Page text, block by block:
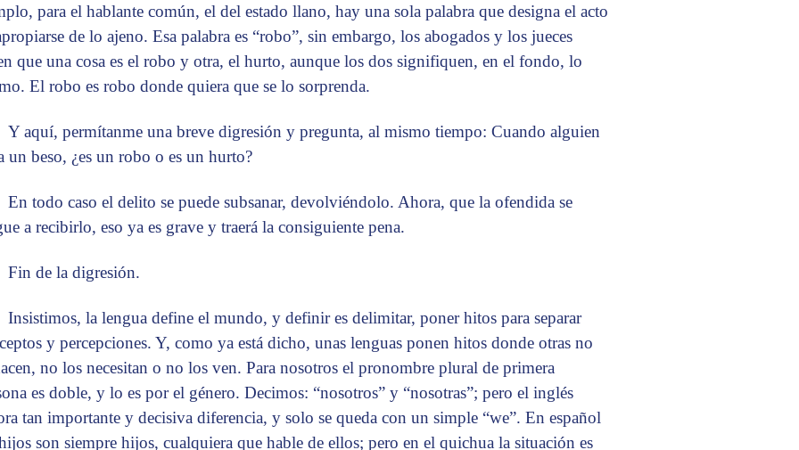
para el hablante común, el del estado llano, hay una sola palabra que designa el acto
de lo ajeno. Esa palabra es “robo”, sin embargo, los abogados y los jueces
que una cosa es el robo y otra, el hurto, aunque los dos signifiquen, en el fondo, lo
El robo es robo donde quiera que se lo sorprenda.
Y aquí, permítanme una breve digresión y pregunta, al mismo tiempo: Cuando alguien
un beso, ¿es un robo o es un hurto?
En todo caso el delito se puede subsanar, devolviéndolo. Ahora, que la ofendida se
a recibirlo, eso ya es grave y traerá la consiguiente pena.
Fin de la digresión.
Insistimos, la lengua define el mundo, y definir es delimitar, poner hitos para separar
y percepciones. Y, como ya está dicho, unas lenguas ponen hitos donde otras no
no los necesitan o no los ven. Para nosotros el pronombre plural de primera
es doble, y lo es por el género. Decimos: “nosotros” y “nosotras”; pero el inglés
tan importante y decisiva diferencia, y solo se queda con un simple “we”. En español
son siempre hijos, cualquiera que hable de ellos; pero en el quichua la situación es